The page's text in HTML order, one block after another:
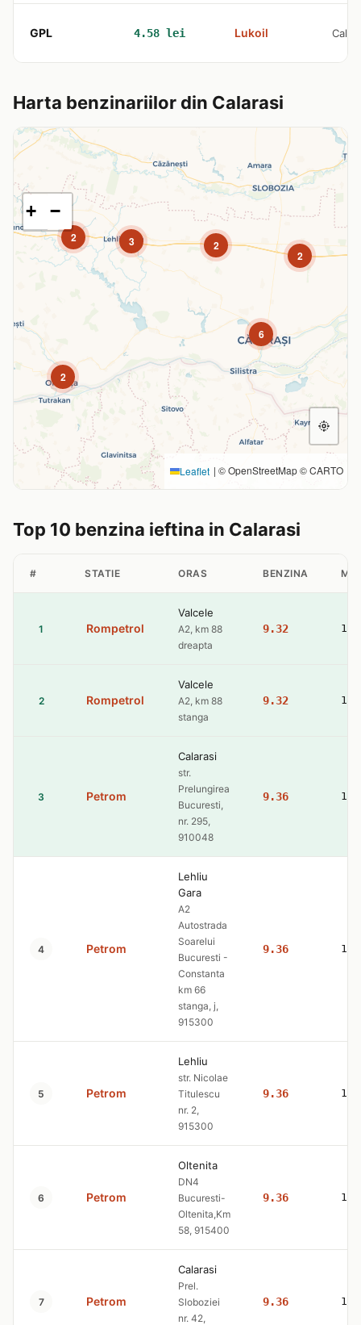
GPL 4.58 lei Lukoil
Harta benzinariilor din Calarasi
2
2
2
6
3 2
+ −
Leaflet | © OpenStreetMap © CARTO
Top 10 benzina ieftina in Calarasi
# STATIE ORAS BENZINA
1 Rompetrol
Valcele
A2, km 88
dreapta
9.32
2 Rompetrol
Valcele
A2, km 88
stanga
9.32
3 Petrom
Calarasi
str.
Prelungirea
Bucuresti,
nr. 295,
910048
9.36
4 Petrom
Lehliu
Gara
A2
Autostrada
Soarelui
Bucuresti -
Constanta
km 66
stanga, j,
915300
9.36
5 Petrom
Lehliu
str. Nicolae
Titulescu
nr. 2,
915300
9.36
6 Petrom
Oltenita
DN4
Bucuresti-
Oltenita,Km
58, 915400
9.36
7 Petrom
Calarasi
Prel.
Sloboziei
nr. 42,
9.36